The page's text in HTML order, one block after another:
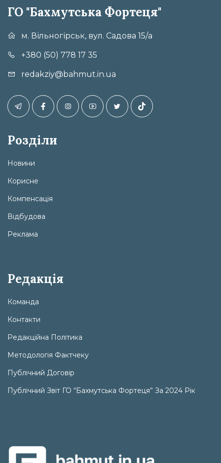
ГО "Бахмутська Фортеця"
м. Вільногірськ, вул. Садова 15/а
+380 (50) 778 17 35
redakziy@bahmut.in.ua
Розділи
Новини
Корисне
Компенсація
Відбудова
Реклама
Редакція
Команда
Контакти
Редакційна Політика
Методологія Фактчеку
Публічний Договір
Публічний Звіт ГО “Бахмутська Фортеця” За 2024 Рік